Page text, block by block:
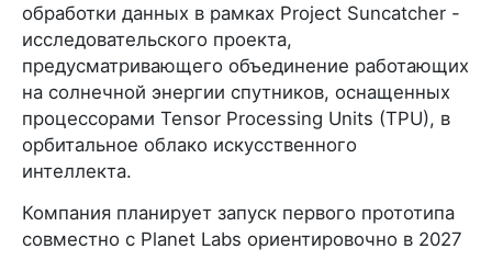
обработки данных в рамках Project Suncatcher -
исследовательского проекта,
предусматривающего объединение работающих
на солнечной энергии спутников, оснащенных
процессорами Tensor Processing Units (TPU), в
орбитальное облако искусственного
интеллекта.
Компания планирует запуск первого прототипа
совместно с Planet Labs ориентировочно в 2027